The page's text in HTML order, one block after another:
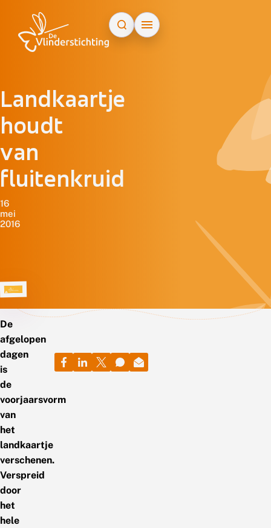
Landkaartje
houdt
van
fluitenkruid
16
mei
2016
De
afgelopen
dagen
is
de
voorjaarsvorm
van
het
landkaartje
verschenen.
Verspreid
door
het
hele